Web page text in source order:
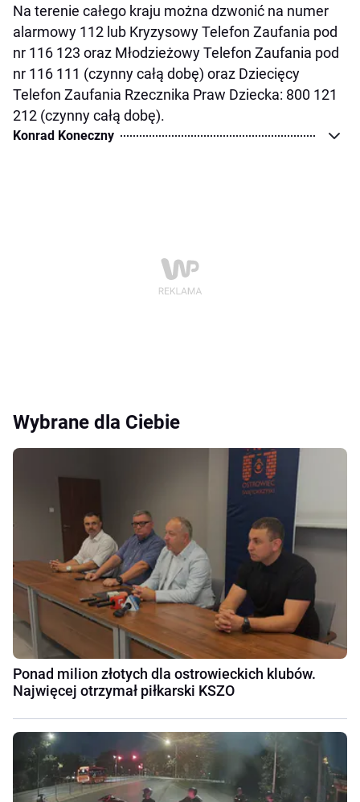
Na terenie całego kraju można dzwonić na numer
alarmowy 112 lub Kryzysowy Telefon Zaufania pod
nr 116 123 oraz Młodzieżowy Telefon Zaufania pod
nr 116 111 (czynny całą dobę) oraz Dziecięcy
Telefon Zaufania Rzecznika Praw Dziecka: 800 121
212 (czynny całą dobę).
Konrad Koneczny
Wybrane dla Ciebie
Ponad milion złotych dla ostrowieckich klubów.
Najwięcej otrzymał piłkarski KSZO